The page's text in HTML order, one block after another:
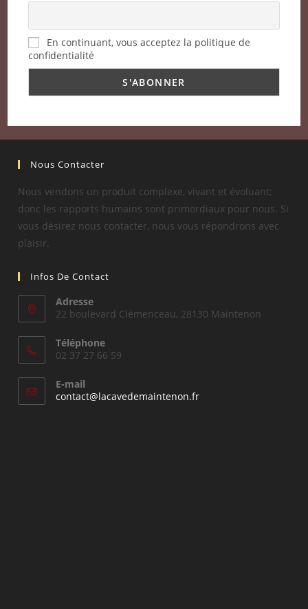
En continuant, vous acceptez la politique de
confidentialité
Nous Contacter
Nous vendons un produit complexe, vivant et évoluant;
donc les rapports humains sont primordiaux pour nous. Si
vous désirez nous contacter, nous vous répondrons avec
plaisir.
Infos De Contact
Adresse
22 boulevard Clémenceau, 28130 Maintenon
Téléphone
02 37 27 66 59
E-mail
contact@lacavedemaintenon.frS’ouvre